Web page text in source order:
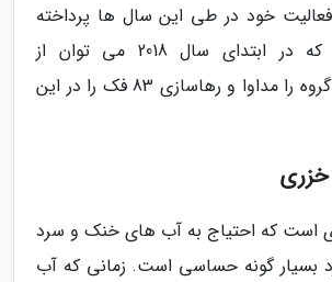
خود در طی این سال ها پرداخته
است. به نحوی که در ابتدای سال 2018 می توان از
دستاوردهای این گروه را مداوا و رهاسازی 83 فک را در این
است که احتیاج به آب های خنک و سرد
بسیار گونه حساسی است. زمانی که آب